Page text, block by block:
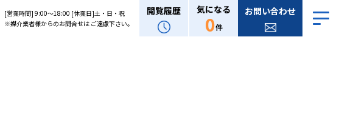
[営業時間] 9:00〜18:00 [休業日]土・日・祝
※媒介業者様からのお問合せは ご遠慮下さい。
閲覧履歴 気になる
0件
お問い合わせ